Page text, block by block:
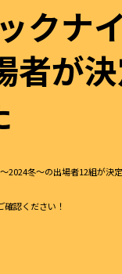
クナ
者が
2024冬〜の出場者12組が決
認ください！